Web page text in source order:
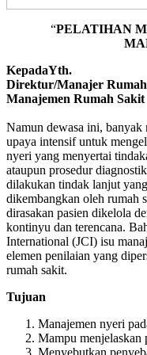
“PELATIHAN
KepadaYth.
Direktur/Manajer
Manajemen Rumah Sakit
Namun dewasa ini, banyak
upaya intensif untuk
nyeri yang menyertai
ataupun prosedur
dilakukan tindak lanjut
dikembangkan oleh rumah
dirasakan pasien dikelola
kontinyu dan terencana.
International (JCI) isu
elemen penilaian yang
rumah sakit.
Tujuan
Manajemen nyeri
Mampu menjelaskan
Menyebutkan